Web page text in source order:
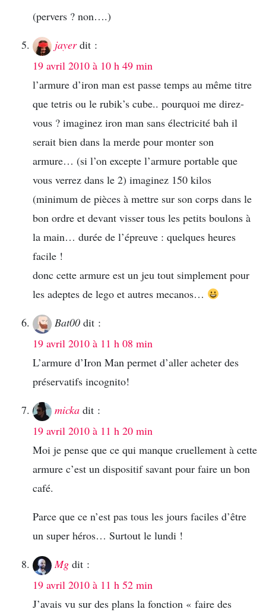
(pervers ? non….)
jayer dit :
19 avril 2010 à 10 h 49 min
l’armure d’iron man est passe temps au même titre
que tetris ou le rubik’s cube.. pourquoi me direz-
vous ? imaginez iron man sans électricité bah il
serait bien dans la merde pour monter son
armure… (si l’on excepte l’armure portable que
vous verrez dans le 2) imaginez 150 kilos
(minimum de pièces à mettre sur son corps dans le
bon ordre et devant visser tous les petits boulons à
la main… durée de l’épreuve : quelques heures
facile !
donc cette armure est un jeu tout simplement pour
les adeptes de lego et autres mecanos…
Bat00 dit :
19 avril 2010 à 11 h 08 min
L’armure d’Iron Man permet d’aller acheter des
préservatifs incognito!
micka dit :
19 avril 2010 à 11 h 20 min
Moi je pense que ce qui manque cruellement à cette
armure c’est un dispositif savant pour faire un bon
café.
Parce que ce n’est pas tous les jours faciles d’être
un super héros… Surtout le lundi !
Mg dit :
19 avril 2010 à 11 h 52 min
J’avais vu sur des plans la fonction « faire des